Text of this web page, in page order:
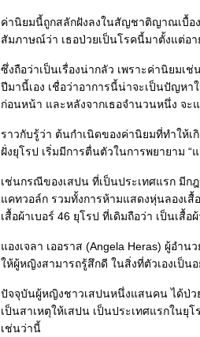
ค่านิยมนี้ถูกสลักฝังลงในสัญชาติญาณเบื้อ
สัมภาษณ์ว่า เธอป่วยเป็นโรคนี้มาตั้งแต่อ
ซึ่งถือว่าเป็นเรื่องน่ากลัว เพราะค่านิยมเ
ปีมานี้เอง เชื่อว่าอาการนี้น่าจะเป็นปัญห
ก่อนหน้า และหลังจากเธอจำนวนหนึ่ง จะ
ราวกับรู้ว่า ต้นกำเนิดของค่านิยมที่ทำให้
ฝั่งยุโรป เริ่มมีการตื่นตัวในการพยายาม “
เช่นกรณีของเสปน ที่เป็นประเทศแรก มี
คทวอล์ก รวมทั้งการห้ามแสดงหุ่นลองเสื้
เสื้อผ้าเบอร์ 46 ยุโรป ที่เดิมถือว่า เป็นเสื้
องเจลา เออราส (Angela Heras) ผู้อำ
ห้ผู้หญิงสามารถรู้สึกดี ในสิ่งที่ตัวเองเป็นอ
ปัจจุบันผู้หญิงชาวเสปนหนึ่งแสนคน ได้ป่ว
เป็นสาเหตุให้เสปน เป็นประเทศแรกใน
เช่นว่านี้